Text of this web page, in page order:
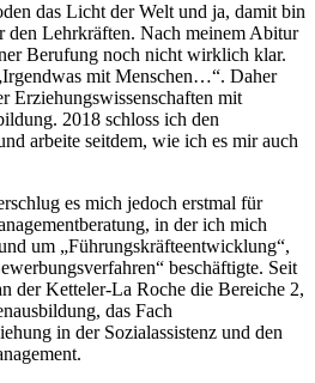
das Licht der Welt und ja, damit bin
den Lehrkräften. Nach meinem Abitur
Berufung noch nicht wirklich klar.
mit Menschen…“. Daher
Erziehungswissenschaften mit
2018 schloss ich den
arbeite seitdem, wie ich es mir auch
es mich jedoch erstmal für
in der ich mich
um „Führungskräfteentwicklung“,
beschäftigte. Seit
der Ketteler-La Roche die Bereiche 2,
das Fach
in der Sozialassistenz und den